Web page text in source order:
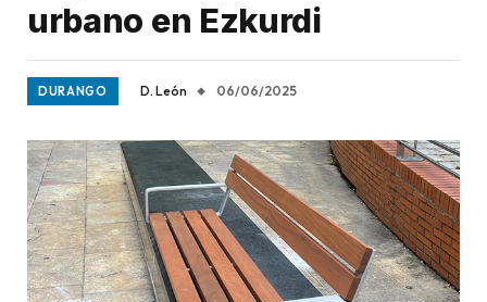
urbano en Ezkurdi
DURANGO D. León 06/06/2025